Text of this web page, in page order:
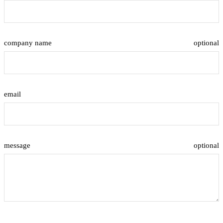
company name optional
email
message optional